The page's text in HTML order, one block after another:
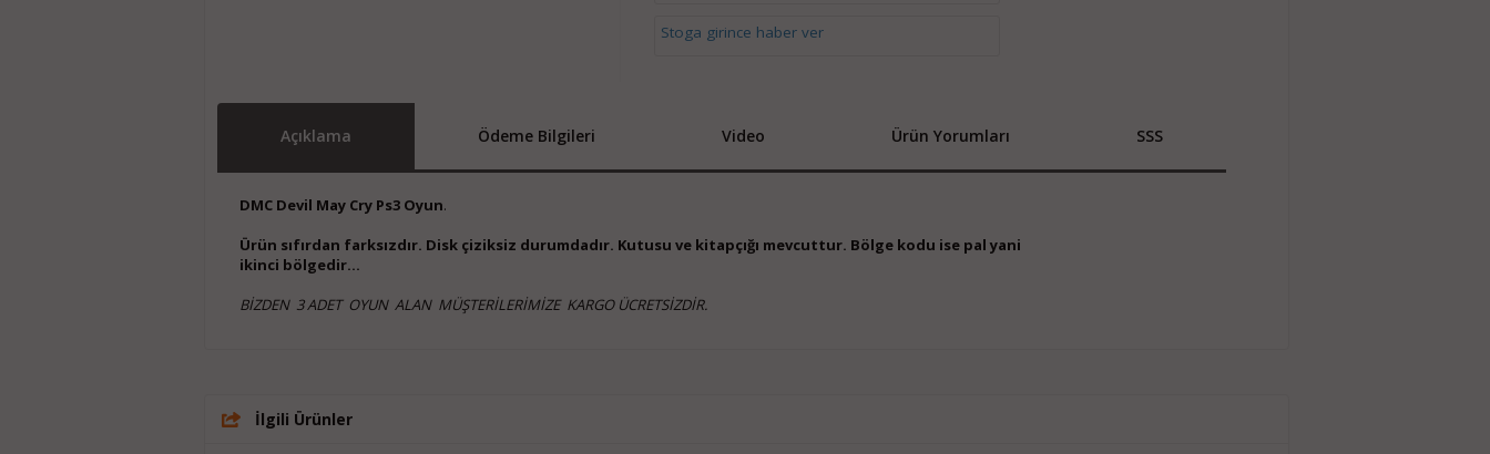
Stoga girince haber ver
Açıklama Ödeme Bilgileri Video Ürün Yorumları SSS
DMC Devil May Cry Ps3 Oyun.
Ürün sıfırdan farksızdır. Disk çiziksiz durumdadır. Kutusu ve kitapçığı mevcuttur. Bölge kodu ise pal yani
ikinci bölgedir...
BİZDEN 3 ADET OYUN ALAN MÜŞTERİLERİMİZE KARGO ÜCRETSİZDİR.
İlgili Ürünler